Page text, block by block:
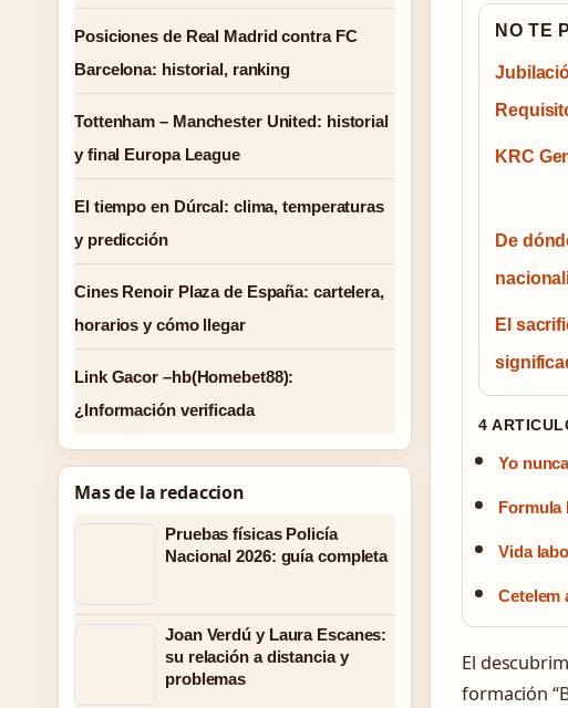
NO TE
KRC
De
El
4
Yo
Formula
Vida
Cetelem
El
formación
Posiciones de Real Madrid contra FC
Barcelona: historial, ranking
Tottenham – Manchester United: historial
y final Europa League
El tiempo en Dúrcal: clima, temperaturas
y predicción
Cines Renoir Plaza de España: cartelera,
horarios y cómo llegar
Link Gacor –hb(Homebet88):
¿Información verificada
Mas de la redaccion
Pruebas físicas Policía
Nacional 2026: guía completa
Joan Verdú y Laura Escanes:
su relación a distancia y
problemas